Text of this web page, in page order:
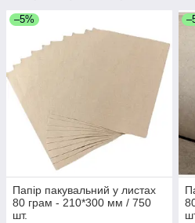
–5%
Папір пакувальний у листах
80 грам - 210*300 мм / 750
шт.